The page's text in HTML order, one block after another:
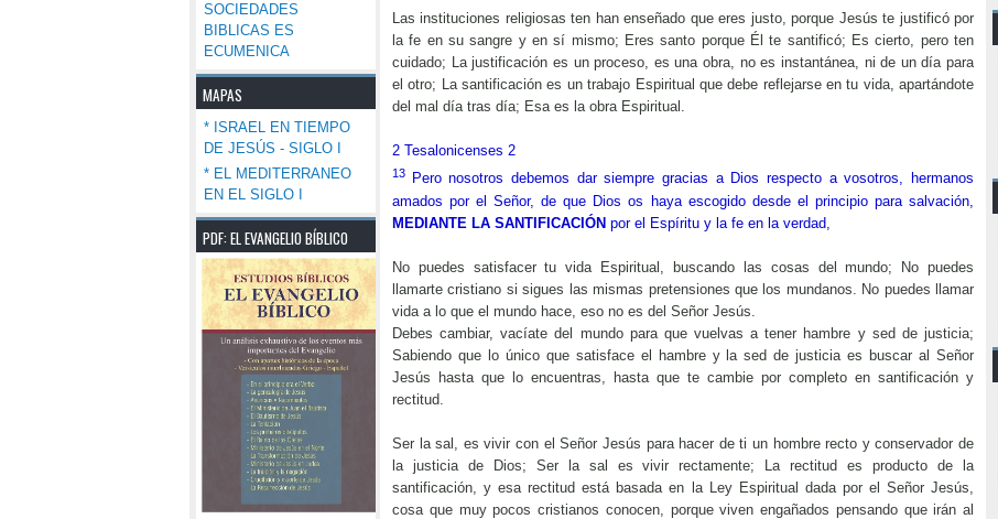
Las instituciones religiosas ten han enseñado que eres justo, porque Jesús te justificó por
la fe en su sangre y en sí mismo; Eres santo porque Él te santificó; Es cierto, pero ten
cuidado; La justificación es un proceso, es una obra, no es instantánea, ni de un día para
el otro; La santificación es un trabajo Espiritual que debe reflejarse en tu vida, apartándote
del mal día tras día; Esa es la obra Espiritual.
2 Tesalonicenses 2
13
Pero nosotros debemos dar siempre gracias a Dios respecto a vosotros, hermanos
amados por el Señor, de que Dios os haya escogido desde el principio para salvación,
MEDIANTE LA SANTIFICACIÓN por el Espíritu y la fe en la verdad,
No puedes satisfacer tu vida Espiritual, buscando las cosas del mundo; No puedes
llamarte cristiano si sigues las mismas pretensiones que los mundanos. No puedes llamar
vida a lo que el mundo hace, eso no es del Señor Jesús.
Debes cambiar, vacíate del mundo para que vuelvas a tener hambre y sed de justicia;
Sabiendo que lo único que satisface el hambre y la sed de justicia es buscar al Señor
Jesús hasta que lo encuentras, hasta que te cambie por completo en santificación y
rectitud.
Ser la sal, es vivir con el Señor Jesús para hacer de ti un hombre recto y conservador de
la justicia de Dios; Ser la sal es vivir rectamente; La rectitud es producto de la
santificación, y esa rectitud está basada en la Ley Espiritual dada por el Señor Jesús,
cosa que muy pocos cristianos conocen, porque viven engañados pensando que irán al
SOCIEDADES
BIBLICAS ES
ECUMENICA
MAPAS
* ISRAEL EN TIEMPO
DE JESÚS - SIGLO I
* EL MEDITERRANEO
EN EL SIGLO I
PDF: EL EVANGELIO BÍBLICO